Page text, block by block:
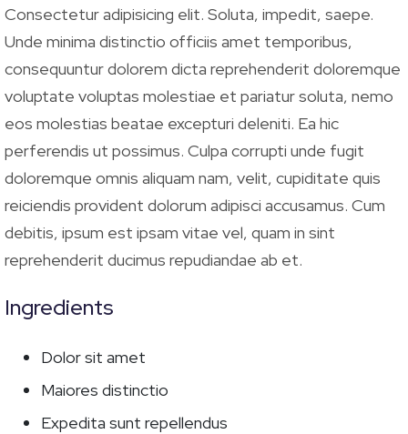
Consectetur adipisicing elit. Soluta, impedit, saepe.
Unde minima distinctio officiis amet temporibus,
consequuntur dolorem dicta reprehenderit doloremque
voluptate voluptas molestiae et pariatur soluta, nemo
eos molestias beatae excepturi deleniti. Ea hic
perferendis ut possimus. Culpa corrupti unde fugit
doloremque omnis aliquam nam, velit, cupiditate quis
reiciendis provident dolorum adipisci accusamus. Cum
debitis, ipsum est ipsam vitae vel, quam in sint
reprehenderit ducimus repudiandae ab et.
Ingredients
Dolor sit amet
Maiores distinctio
Expedita sunt repellendus